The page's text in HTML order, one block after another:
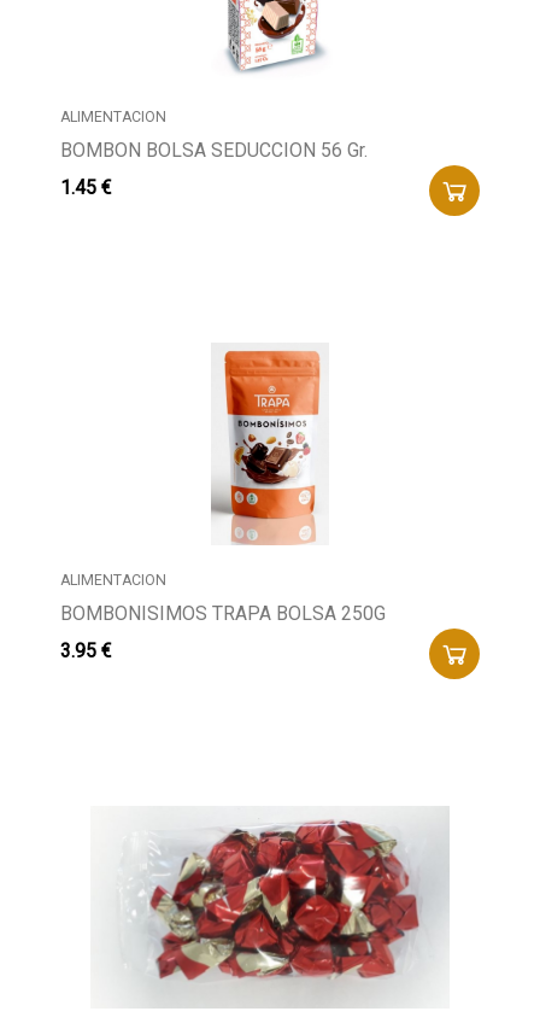
ALIMENTACION
BOMBON BOLSA SEDUCCION 56 Gr.
1.45 €
ALIMENTACION
BOMBONISIMOS TRAPA BOLSA 250G
3.95 €